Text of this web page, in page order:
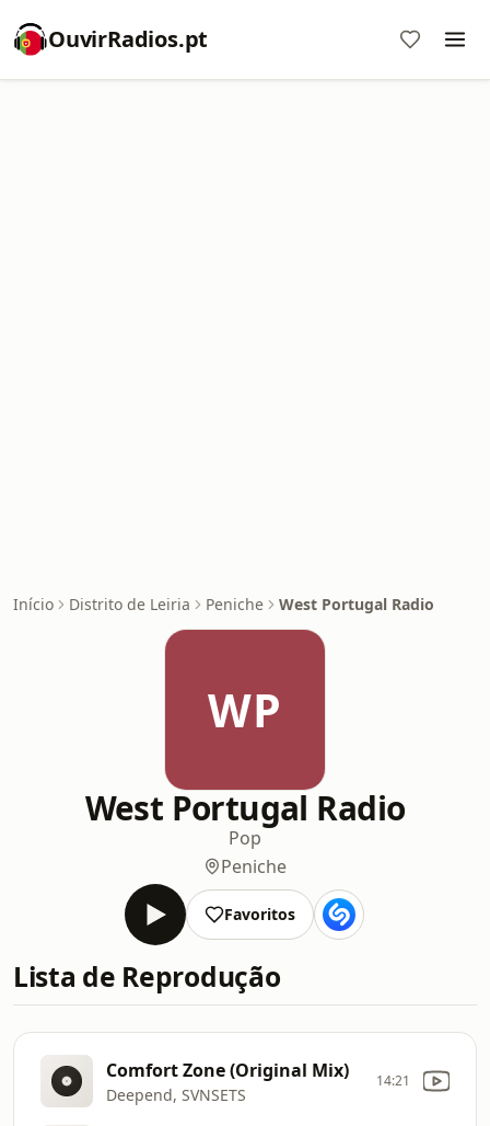
OuvirRadios.pt
Início Distrito de Leiria Peniche West Portugal Radio
WP
West Portugal Radio
Pop
Peniche
Favoritos
Lista de Reprodução
Comfort Zone (Original Mix)
Deepend, SVNSETS
14:21